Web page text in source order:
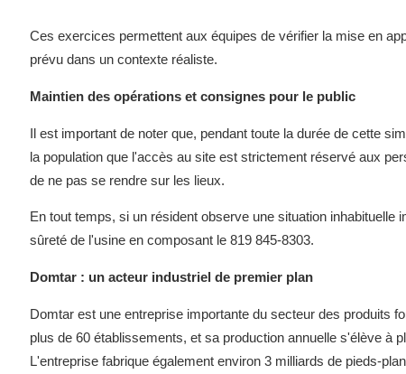
Ces exercices permettent aux équipes de vérifier la mise en
prévu dans un contexte réaliste.
Maintien des opérations et consignes pour le public
Il est important de noter que, pendant toute la durée de cette
la population que l'accès au site est strictement réservé aux
de ne pas se rendre sur les lieux.
En tout temps, si un résident observe une situation
sûreté de l'usine en composant le 819 845-8303.
Domtar : un acteur industriel de premier plan
Domtar est une entreprise importante du secteur des produits
plus de 60 établissements, et sa production annuelle s'élève à
L'entreprise fabrique également environ 3 milliards de pieds-